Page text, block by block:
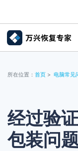
推荐产品
实用工具
关于万兴
文件修复
电脑数据恢复
破损文件修复
文章资讯
电脑数据恢复
服务与支持
所在位置： 首页 > 电脑常见
经过验
包装问